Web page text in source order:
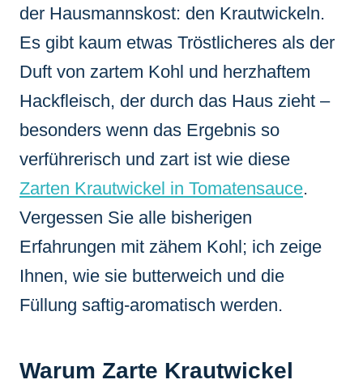
der Hausmannskost: den Krautwickeln.
Es gibt kaum etwas Tröstlicheres als der
Duft von zartem Kohl und herzhaftem
Hackfleisch, der durch das Haus zieht –
besonders wenn das Ergebnis so
verführerisch und zart ist wie diese
Zarten Krautwickel in Tomatensauce.
Vergessen Sie alle bisherigen
Erfahrungen mit zähem Kohl; ich zeige
Ihnen, wie sie butterweich und die
Füllung saftig-aromatisch werden.
Warum Zarte Krautwickel